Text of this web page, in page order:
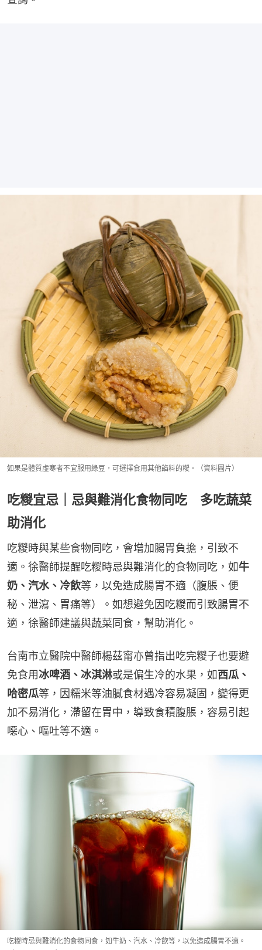
如果是體質虛寒者不宜服用綠豆，可選擇食用其他餡料的糉。（資料圖片）
吃糉宜忌｜忌與難消化食物同吃 多吃蔬菜
助消化
吃糉時與某些食物同吃，會增加腸胃負擔，引致不
適。徐醫師提醒吃糉時忌與難消化的食物同吃，如牛
奶、汽水、冷飲等，以免造成腸胃不適（腹脹、便
秘、泄瀉、胃痛等）。如想避免因吃糉而引致腸胃不
適，徐醫師建議與蔬菜同食，幫助消化。
台南市立醫院中醫師楊茲甯亦曾指出吃完糉子也要避
免食用冰啤酒、冰淇淋或是偏生冷的水果，如西瓜、
哈密瓜等，因糯米等油膩食材遇冷容易凝固，變得更
加不易消化，滯留在胃中，導致食積腹脹，容易引起
噁心、嘔吐等不適。
吃糉時忌與難消化的食物同食，如牛奶、汽水、冷飲等，以免造成腸胃不適。